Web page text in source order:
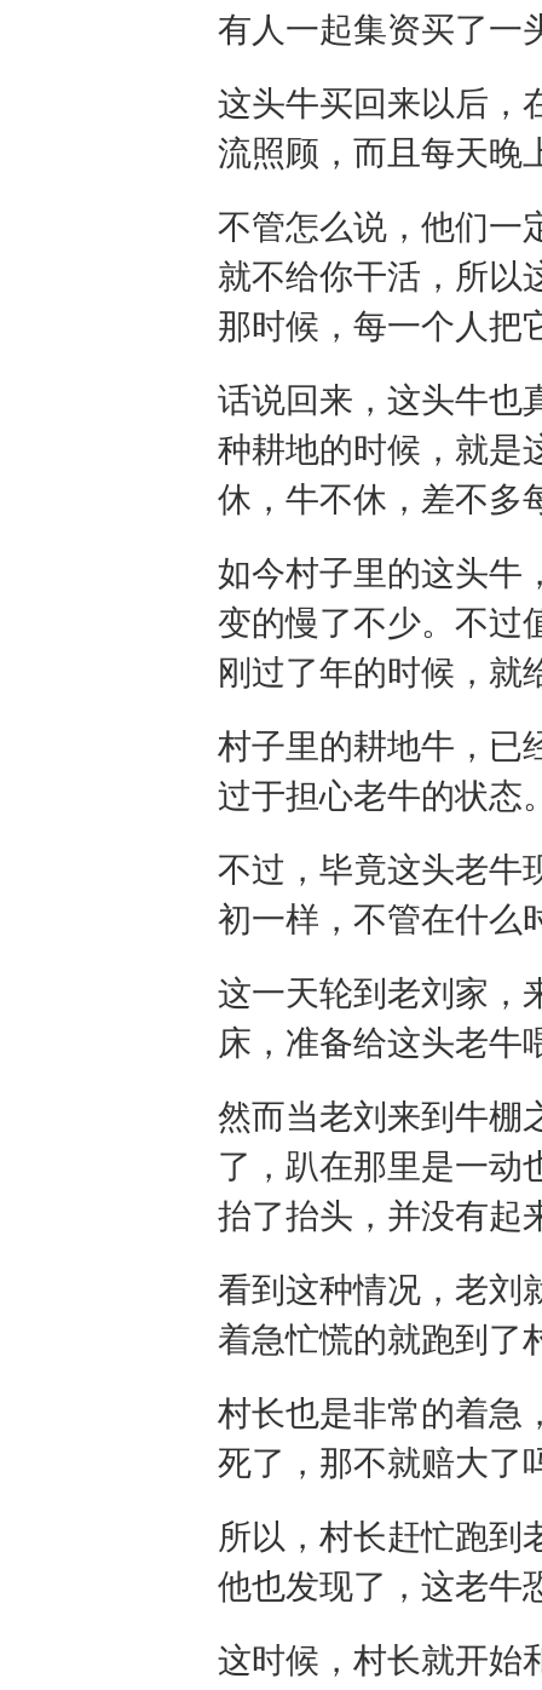
有人一起集资买了一
这头牛买回来以后，
流照顾，而且每天晚
不管怎么说，他们一
就不给你干活，所以
那时候，每一个人把
话说回来，这头牛也
种耕地的时候，就是
休，牛不休，差不多
如今村子里的这头牛
变的慢了不少。不过
刚过了年的时候，就
村子里的耕地牛，已
过于担心老牛的状态
不过，毕竟这头老牛
初一样，不管在什么
这一天轮到老刘家，
床，准备给这头老牛
然而当老刘来到牛棚
了，趴在那里是一动
抬了抬头，并没有起
看到这种情况，老刘
着急忙慌的就跑到了
村长也是非常的着急
死了，那不就赔大了
所以，村长赶忙跑到
他也发现了，这老牛
这时候，村长就开始